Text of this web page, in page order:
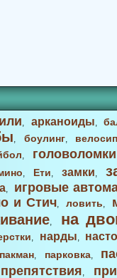
, арканоиды,
, боулинг,
, головоломки
, Ети, замки,
,
игровые
и Стич,ловить,
, на
, нарды,
пакман, парковка,
препятствия,